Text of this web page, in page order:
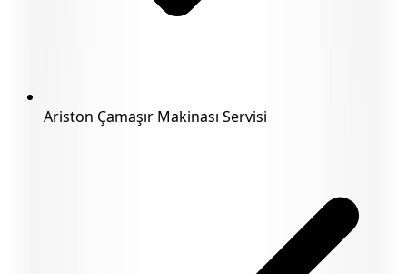
Ariston Çamaşır Makinası Servisi